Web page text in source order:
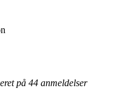
på 44 anmeldelser